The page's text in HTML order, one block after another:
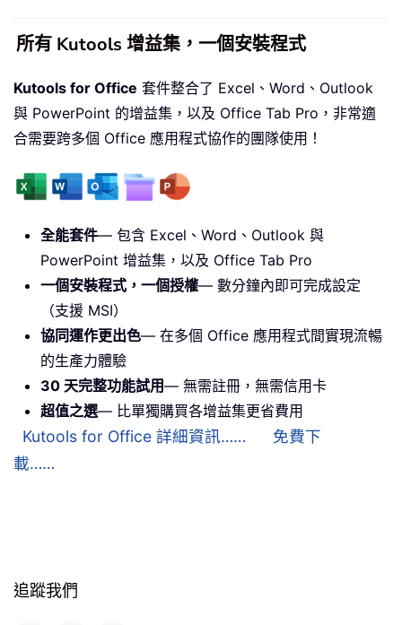
所有 Kutools 增益集，一個安裝程式
Kutools for Office 套件整合了 Excel、Word、Outlook
與 PowerPoint 的增益集，以及 Office Tab Pro，非常適
合需要跨多個 Office 應用程式協作的團隊使用！
全能套件— 包含 Excel、Word、Outlook 與
PowerPoint 增益集，以及 Office Tab Pro
一個安裝程式，一個授權— 數分鐘內即可完成設定
（支援 MSI）
協同運作更出色— 在多個 Office 應用程式間實現流暢
的生產力體驗
30 天完整功能試用— 無需註冊，無需信用卡
超值之選— 比單獨購買各增益集更省費用
Kutools for Office 詳細資訊……
免費下
載……
追蹤我們